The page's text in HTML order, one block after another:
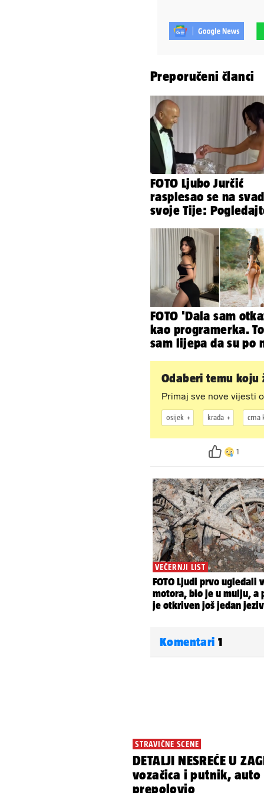
Preporučeni članci
FOTO Ljubo Jurčić
rasplesao se na
svoje Tije:
vjenčanje...
FOTO 'Dala sam
kao programerka.
sam lijepa da su po
Odaberi temu koju
Primaj sve nove vijesti
osijek krađa crna
1
Komentari 1
STRAVIČNE SCENE
DETALJI NESREĆE U
vozačica i putnik, auto
prepolovio